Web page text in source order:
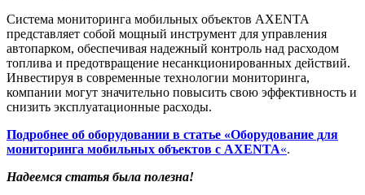
Система мониторинга мобильных объектов AXENTA
представляет собой мощный инструмент для управления
автопарком, обеспечивая надежный контроль над расходом
топлива и предотвращение несанкционированных действий.
Инвестируя в современные технологии мониторинга,
компании могут значительно повысить свою эффективность и
снизить эксплуатационные расходы.
Подробнее об оборудовании в статье «Оборудование для
мониторинга мобильных объектов с AXENTA«.
Надеемся статья была полезна!